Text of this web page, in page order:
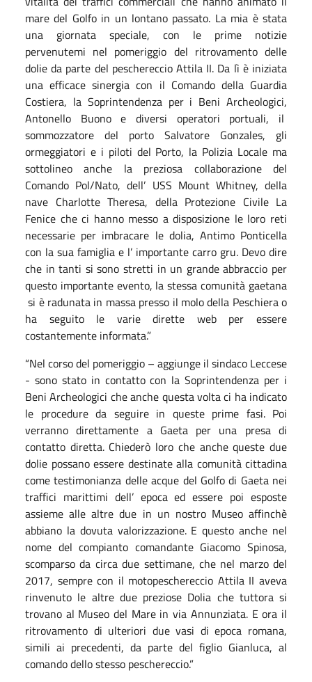
mare del Golfo in un lontano passato. La mia è stata
una giornata speciale, con le prime notizie
pervenutemi nel pomeriggio del ritrovamento delle
dolie da parte del peschereccio Attila II. Da lì è iniziata
una efficace sinergia con il Comando della Guardia
Costiera, la Soprintendenza per i Beni Archeologici,
Antonello Buono e diversi operatori portuali, il
sommozzatore del porto Salvatore Gonzales, gli
ormeggiatori e i piloti del Porto, la Polizia Locale ma
sottolineo anche la preziosa collaborazione del
Comando Pol/Nato, dell’ USS Mount Whitney, della
nave Charlotte Theresa, della Protezione Civile La
Fenice che ci hanno messo a disposizione le loro reti
necessarie per imbracare le dolia, Antimo Ponticella
con la sua famiglia e l’ importante carro gru. Devo dire
che in tanti si sono stretti in un grande abbraccio per
questo importante evento, la stessa comunità gaetana
si è radunata in massa presso il molo della Peschiera o
ha seguito le varie dirette web per essere
costantemente informata.”
“Nel corso del pomeriggio – aggiunge il sindaco Leccese
- sono stato in contatto con la Soprintendenza per i
Beni Archeologici che anche questa volta ci ha indicato
le procedure da seguire in queste prime fasi. Poi
verranno direttamente a Gaeta per una presa di
contatto diretta. Chiederò loro che anche queste due
dolie possano essere destinate alla comunità cittadina
come testimonianza delle acque del Golfo di Gaeta nei
traffici marittimi dell’ epoca ed essere poi esposte
assieme alle altre due in un nostro Museo affinchè
abbiano la dovuta valorizzazione. E questo anche nel
nome del compianto comandante Giacomo Spinosa,
scomparso da circa due settimane, che nel marzo del
2017, sempre con il motopeschereccio Attila II aveva
rinvenuto le altre due preziose Dolia che tuttora si
trovano al Museo del Mare in via Annunziata. E ora il
ritrovamento di ulteriori due vasi di epoca romana,
simili ai precedenti, da parte del figlio Gianluca, al
comando dello stesso peschereccio.”